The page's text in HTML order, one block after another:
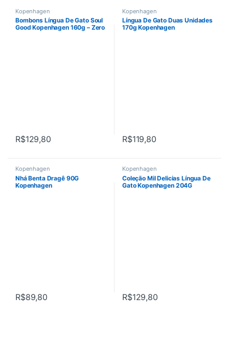
Kopenhagen
Bombons Língua De Gato Soul
Good Kopenhagen 160g – Zero
R$129,80
Kopenhagen
Língua De Gato Duas Unidades
170g Kopenhagen
R$119,80
Kopenhagen
Nhá Benta Dragê 90G
Kopenhagen
R$89,80
Kopenhagen
Coleção Mil Delicias Língua De
Gato Kopenhagen 204G
R$129,80